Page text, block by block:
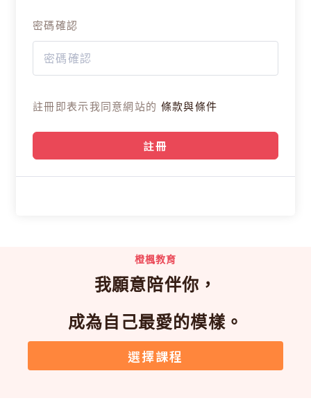
密碼確認
註冊即表示我同意網站的 條款與條件
註冊
橙楓教育
我願意陪伴你，
成為自己最愛的模樣。
選擇課程